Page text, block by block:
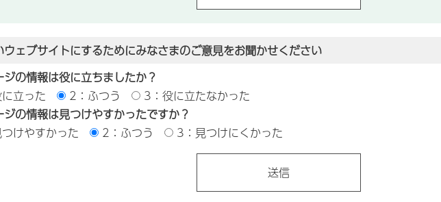
ウェブサイトにするためにみなさまのご意見をお聞かせください
ジの情報は役に立ちましたか？
立った
2：ふつう
3：役に立たなかった
ジの情報は見つけやすかったですか？
けやすかった
2：ふつう 3：見つけにくかった